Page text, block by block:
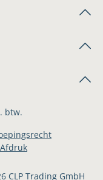
btw.
CLP Trading GmbH
Afdruk